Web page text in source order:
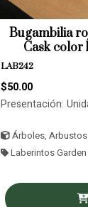
Bugambilia
Cask color
LAB242
$50.00
Presentación:
Árboles,
Laberintos Garden